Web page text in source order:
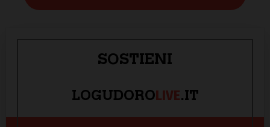
SOSTIENI
LOGUDOROLIVE.IT